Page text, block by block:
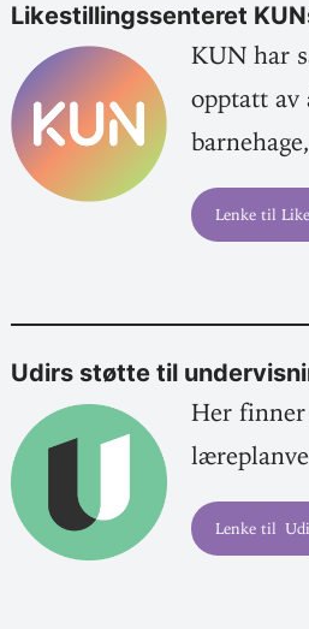
Like­stil­lings­sen­teret
KUN har
opptatt av
Lenke til
Udirs støtte til
Her
Lenke til